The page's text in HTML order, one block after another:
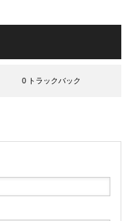
0 トラックバック